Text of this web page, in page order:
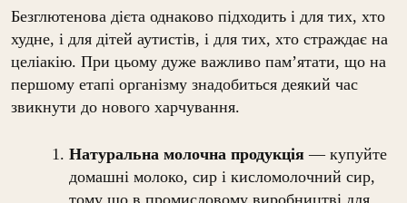
Безглютенова дієта однаково підходить і для тих, хто
худне, і для дітей аутистів, і для тих, хто страждає на
целіакію. При цьому дуже важливо пам’ятати, що на
першому етапі організму знадобиться деякий час
звикнути до нового харчування.
Натуральна молочна продукція— купуйте
домашні молоко, сир і кисломолочний сир,
тому що в промисловому виробництві для